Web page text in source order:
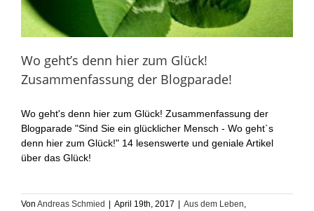
Wo geht’s denn hier zum Glück!
Zusammenfassung der Blogparade!
Wo geht's denn hier zum Glück! Zusammenfassung der
Blogparade "Sind Sie ein glücklicher Mensch - Wo geht`s
denn hier zum Glück!" 14 lesenswerte und geniale Artikel
über das Glück!
Von Andreas Schmied April 19th, 2017 Aus dem Leben,